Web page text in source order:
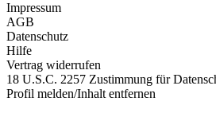
Impressum
AGB
Datenschutz
Hilfe
Vertrag widerrufen
18 U.S.C. 2257 Zustimmung für
Profil melden/Inhalt entfernen